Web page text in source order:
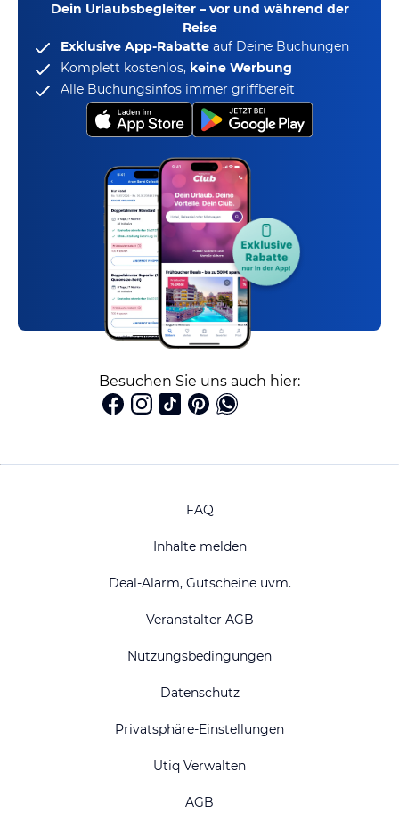
Dein Urlaubsbegleiter – vor und während der
Reise
Exklusive App-Rabatte auf Deine Buchungen
Komplett kostenlos, keine Werbung
Alle Buchungsinfos immer griffbereit
Besuchen Sie uns auch hier:
FAQ
Inhalte melden
Deal-Alarm, Gutscheine uvm.
Veranstalter AGB
Nutzungsbedingungen
Datenschutz
Privatsphäre-Einstellungen
Utiq Verwalten
AGB